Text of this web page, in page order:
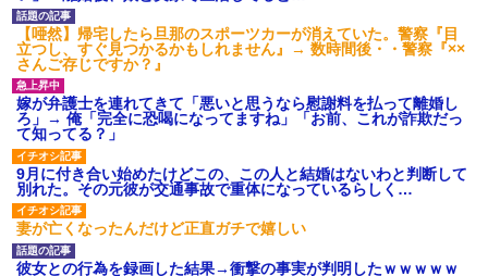
【唖然】帰宅したら旦那のスポーツカーが消えていた。警察『目
立つし、すぐ見つかるかもしれません』→ 数時間後・・警察『××
さんご存じですか？』
嫁が弁護士を連れてきて「悪いと思うなら慰謝料を払って離婚し
ろ」→ 俺「完全に恐喝になってますね」「お前、これが詐欺だっ
て知ってる？」
9月に付き合い始めたけどこの、この人と結婚はないわと判断して
別れた。その元彼が交通事故で重体になっているらしく…
妻が亡くなったんだけど正直ガチで嬉しい
彼女との行為を録画した結果→衝撃の事実が判明したｗｗｗｗｗ